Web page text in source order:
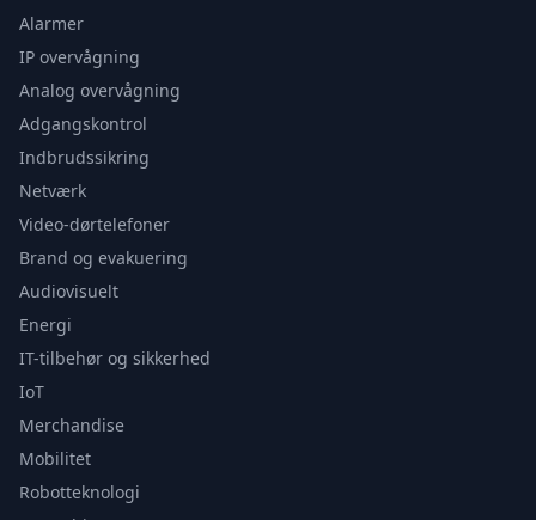
Alarmer
IP overvågning
Analog overvågning
Adgangskontrol
Indbrudssikring
Netværk
Video-dørtelefoner
Brand og evakuering
Audiovisuelt
Energi
IT-tilbehør og sikkerhed
IoT
Merchandise
Mobilitet
Robotteknologi